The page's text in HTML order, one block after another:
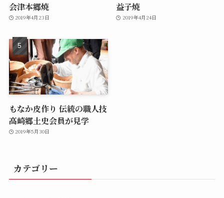
会津本郷焼
2019年4月23日
益子焼
2019年4月24日
もなか皮作り 伝統の職人技
高崎郷土史会員が見学
2019年5月30日
カテゴリー